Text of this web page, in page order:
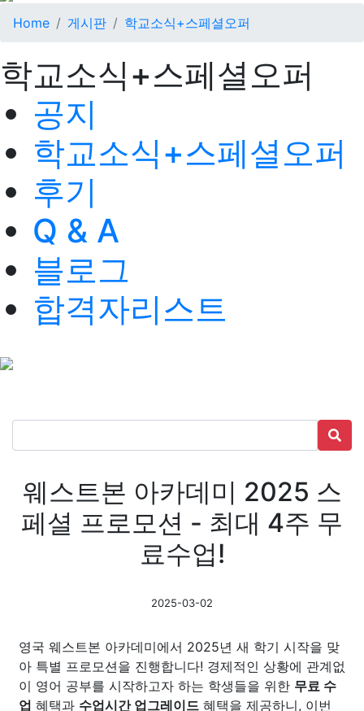
Home 게시판 학교소식+스페셜오퍼
학교소식+스페셜오퍼
공지
학교소식+스페셜오퍼
후기
Q & A
블로그
합격자리스트
웨스트본 아카데미 2025 스
페셜 프로모션 - 최대 4주 무
료수업!
2025-03-02
영국 웨스트본 아카데미에서 2025년 새 학기 시작을 맞
아 특별 프로모션을 진행합니다! 경제적인 상황에 관계없
이 영어 공부를 시작하고자 하는 학생들을 위한 무료 수
업 혜택과 수업시간 업그레이드 혜택을 제공하니, 이번